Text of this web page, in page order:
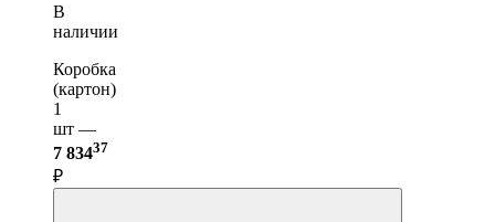
В
наличии
Коробка
(картон)
1
шт —
7 83437
₽